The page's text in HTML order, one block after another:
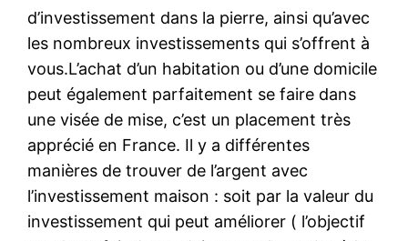
d’investissement dans la pierre, ainsi qu’avec
les nombreux investissements qui s’offrent à
vous.L’achat d’un habitation ou d’une domicile
peut également parfaitement se faire dans
une visée de mise, c’est un placement très
apprécié en France. Il y a différentes
manières de trouver de l’argent avec
l’investissement maison : soit par la valeur du
investissement qui peut améliorer ( l’objectif